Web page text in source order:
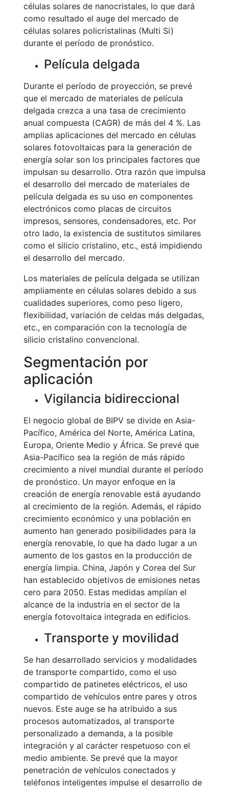
células solares de nanocristales, lo que dará
como resultado el auge del mercado de
células solares policristalinas (Multi Si)
durante el período de pronóstico.
Película delgada
Durante el período de proyección, se prevé
que el mercado de materiales de película
delgada crezca a una tasa de crecimiento
anual compuesta (CAGR) de más del 4 %. Las
amplias aplicaciones del mercado en células
solares fotovoltaicas para la generación de
energía solar son los principales factores que
impulsan su desarrollo. Otra razón que impulsa
el desarrollo del mercado de materiales de
película delgada es su uso en componentes
electrónicos como placas de circuitos
impresos, sensores, condensadores, etc. Por
otro lado, la existencia de sustitutos similares
como el silicio cristalino, etc., está impidiendo
el desarrollo del mercado.
Los materiales de película delgada se utilizan
ampliamente en células solares debido a sus
cualidades superiores, como peso ligero,
flexibilidad, variación de celdas más delgadas,
etc., en comparación con la tecnología de
silicio cristalino convencional.
Segmentación por
aplicación
Vigilancia bidireccional
El negocio global de BIPV se divide en Asia-
Pacífico, América del Norte, América Latina,
Europa, Oriente Medio y África. Se prevé que
Asia-Pacífico sea la región de más rápido
crecimiento a nivel mundial durante el período
de pronóstico. Un mayor enfoque en la
creación de energía renovable está ayudando
al crecimiento de la región. Además, el rápido
crecimiento económico y una población en
aumento han generado posibilidades para la
energía renovable, lo que ha dado lugar a un
aumento de los gastos en la producción de
energía limpia. China, Japón y Corea del Sur
han establecido objetivos de emisiones netas
cero para 2050. Estas medidas amplían el
alcance de la industria en el sector de la
energía fotovoltaica integrada en edificios.
Transporte y movilidad
Se han desarrollado servicios y modalidades
de transporte compartido, como el uso
compartido de patinetes eléctricos, el uso
compartido de vehículos entre pares y otros
nuevos. Este auge se ha atribuido a sus
procesos automatizados, al transporte
personalizado a demanda, a la posible
integración y al carácter respetuoso con el
medio ambiente. Se prevé que la mayor
penetración de vehículos conectados y
teléfonos inteligentes impulse el desarrollo de